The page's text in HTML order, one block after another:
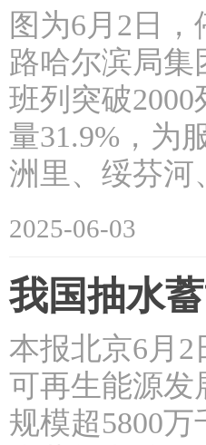
图为6月2日
路哈尔滨局集
班列突破
量31.9%，为
洲里、绥芬
2025-06-03
我国抽水
本报北京6月
可再生能源发
规模超5800